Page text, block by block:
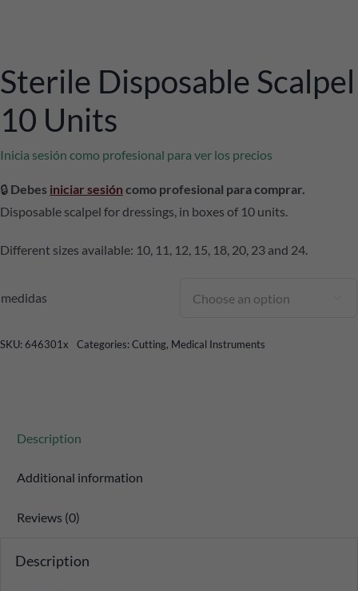
Sterile Disposable Scalpel
10 Units
Inicia sesión como profesional para ver los precios
🔒 Debes iniciar sesión como profesional para comprar.
Disposable scalpel for dressings, in boxes of 10 units.
Different sizes available: 10, 11, 12, 15, 18, 20, 23 and 24.
medidas
SKU:646301x Categories:Cutting, Medical Instruments
Description
Additional information
Reviews (0)
Description